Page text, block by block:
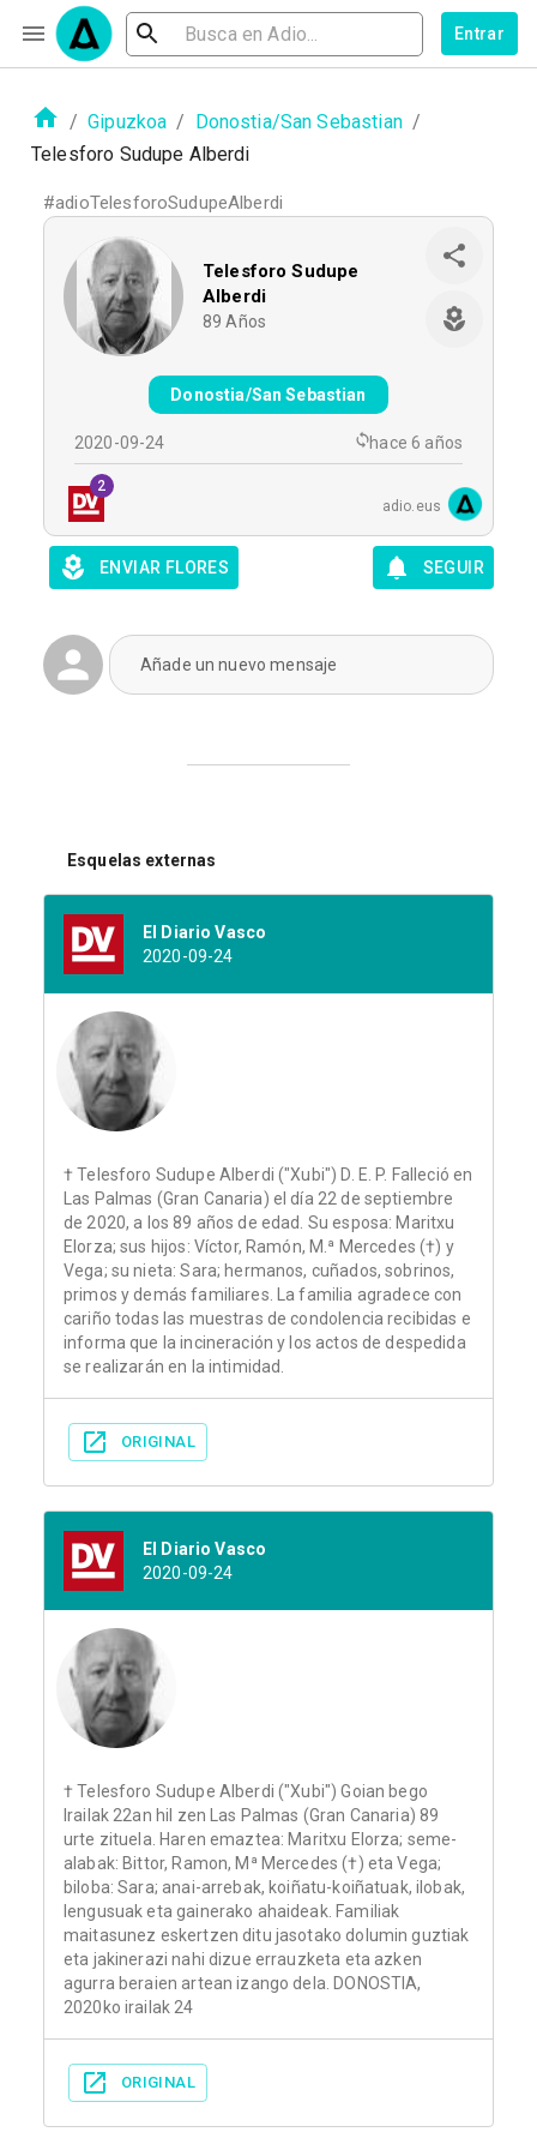
Entrar
/ Gipuzkoa / Donostia/San Sebastian /
Telesforo Sudupe Alberdi
#adioTelesforoSudupeAlberdi
Telesforo Sudupe
Alberdi
89 Años
Donostia/San Sebastian
2020-09-24 hace 6 años
2
adio.eus
ENVIAR FLORES SEGUIR
Añade un nuevo mensaje
Esquelas externas
El Diario Vasco
2020-09-24
† Telesforo Sudupe Alberdi ("Xubi") D. E. P. Falleció en
Las Palmas (Gran Canaria) el día 22 de septiembre
de 2020, a los 89 años de edad. Su esposa: Maritxu
Elorza; sus hijos: Víctor, Ramón, M.ª Mercedes (†) y
Vega; su nieta: Sara; hermanos, cuñados, sobrinos,
primos y demás familiares. La familia agradece con
cariño todas las muestras de condolencia recibidas e
informa que la incineración y los actos de despedida
se realizarán en la intimidad.
ORIGINAL
El Diario Vasco
2020-09-24
† Telesforo Sudupe Alberdi ("Xubi") Goian bego
Irailak 22an hil zen Las Palmas (Gran Canaria) 89
urte zituela. Haren emaztea: Maritxu Elorza; seme-
alabak: Bittor, Ramon, Mª Mercedes (†) eta Vega;
biloba: Sara; anai-arrebak, koiñatu-koiñatuak, ilobak,
lengusuak eta gainerako ahaideak. Familiak
maitasunez eskertzen ditu jasotako dolumin guztiak
eta jakinerazi nahi dizue errauzketa eta azken
agurra beraien artean izango dela. DONOSTIA,
2020ko irailak 24
ORIGINAL